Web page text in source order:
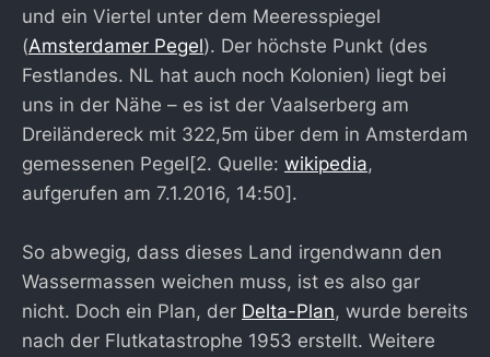
und ein Viertel unter dem Meeresspiegel
(Amsterdamer Pegel). Der höchste Punkt (des
Festlandes. NL hat auch noch Kolonien) liegt bei
uns in der Nähe – es ist der Vaalserberg am
Dreiländereck mit 322,5m über dem in Amsterdam
gemessenen Pegel[2. Quelle: wikipedia,
aufgerufen am 7.1.2016, 14:50].
So abwegig, dass dieses Land irgendwann den
Wassermassen weichen muss, ist es also gar
nicht. Doch ein Plan, der Delta-Plan, wurde bereits
nach der Flutkatastrophe 1953 erstellt. Weitere